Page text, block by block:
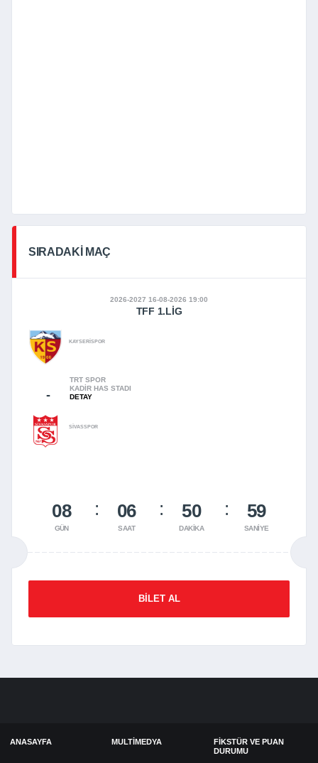
SIRADAKI MAÇ
2026-2027 16-08-2026 19:00
TFF 1.LIG
KAYSERİSPOR
-
TRT SPOR
KADIR HAS STADI
DETAY
SİVASSPOR
08
GÜN
06
SAAT
50
DAKIKA
59
SANIYE
BILET AL
ANASAYFA MULTIMEDYA
FIKSTÜR VE PUAN
DURUMU